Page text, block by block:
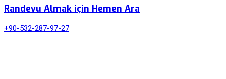
Randevu Almak için Hemen Ara
+90-532-287-97-27